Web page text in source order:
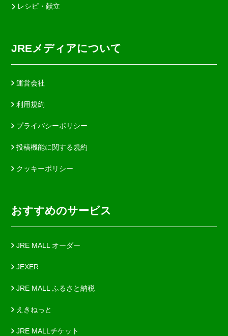
レシピ・献立
JREメディアについて
運営会社
利用規約
プライバシーポリシー
投稿機能に関する規約
クッキーポリシー
おすすめのサービス
JRE MALL オーダー
JEXER
JRE MALL ふるさと納税
えきねっと
JRE MALLチケット